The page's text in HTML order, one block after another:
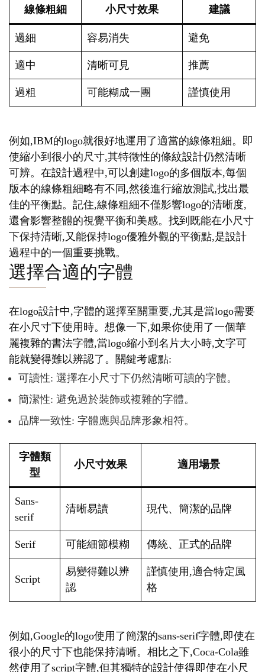
線條粗細 小尺寸效果 建議
過細 容易消失 避免
適中 清晰可見 推薦
過粗 可能糊成一團 謹慎使用
例如,IBM的logo就很好地運用了適當的線條粗細。即
使縮小到很小的尺寸,其特徵性的條紋設計仍然清晰
可辨。在設計過程中,可以創建logo的多個版本,每個
版本的線條粗細略有不同,然後進行縮放測試,找出最
佳的平衡點。記住,線條粗細不僅影響logo的清晰度,
還會影響整體的視覺平衡和美感。找到既能在小尺寸
下保持清晰,又能保持logo優雅外觀的平衡點,是設計
過程中的一個重要挑戰。
選擇合適的字體
在logo設計中,字體的選擇至關重要,尤其是當logo需要
在小尺寸下使用時。想像一下,如果你使用了一個華
麗複雜的書法字體,當logo縮小到名片大小時,文字可
能就變得難以辨認了。關鍵考慮點:
可讀性: 選擇在小尺寸下仍然清晰可讀的字體。
簡潔性: 避免過於裝飾或複雜的字體。
品牌一致性: 字體應與品牌形象相符。
字體類
型
小尺寸效果 適用場景
Sans-
serif
清晰易讀 現代、簡潔的品牌
Serif 可能細節模糊 傳統、正式的品牌
Script
易變得難以辨
認
謹慎使用,適合特定風
格
例如,Google的logo使用了簡潔的sans-serif字體,即使在
很小的尺寸下也能保持清晰。相比之下,Coca-Cola雖
然使用了script字體,但其獨特的設計使得即使在小尺